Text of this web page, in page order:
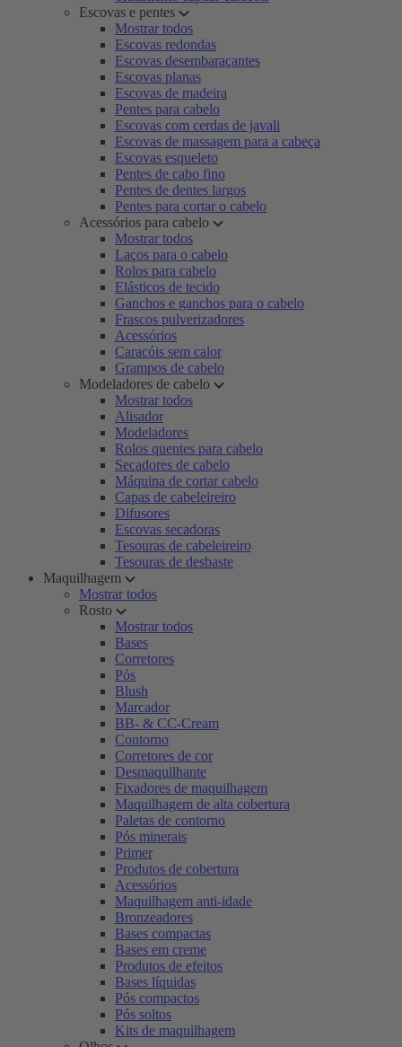
Escovas e pentes
Mostrar todos
Escovas redondas
Escovas desembaraçantes
Escovas planas
Escovas de madeira
Pentes para cabelo
Escovas com cerdas de javali
Escovas de massagem para a cabeça
Escovas esqueleto
Pentes de cabo fino
Pentes de dentes largos
Pentes para cortar o cabelo
Acessórios para cabelo
Mostrar todos
Laços para o cabelo
Rolos para cabelo
Elásticos de tecido
Ganchos e ganchos para o cabelo
Frascos pulverizadores
Acessórios
Caracóis sem calor
Grampos de cabelo
Modeladores de cabelo
Mostrar todos
Alisador
Modeladores
Rolos quentes para cabelo
Secadores de cabelo
Máquina de cortar cabelo
Capas de cabeleireiro
Difusores
Escovas secadoras
Tesouras de cabeleireiro
Tesouras de desbaste
Maquilhagem
Mostrar todos
Rosto
Mostrar todos
Bases
Corretores
Pós
Blush
Marcador
BB- & CC-Cream
Contorno
Corretores de cor
Desmaquilhante
Fixadores de maquilhagem
Maquilhagem de alta cobertura
Paletas de contorno
Pós minerais
Primer
Produtos de cobertura
Acessórios
Maquilhagem anti-idade
Bronzeadores
Bases compactas
Bases em creme
Produtos de efeitos
Bases líquidas
Pós compactos
Pós soltos
Kits de maquilhagem